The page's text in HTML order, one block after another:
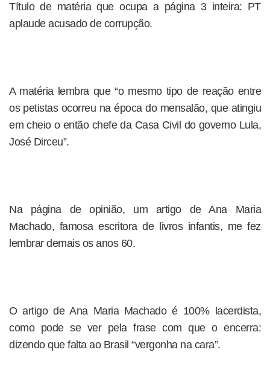
Título de matéria que ocupa a página 3 inteira: PT
aplaude acusado de corrupção.
A matéria lembra que “o mesmo tipo de reação entre
os petistas ocorreu na época do mensalão, que atingiu
em cheio o então chefe da Casa Civil do governo Lula,
José Dirceu”.
Na página de opinião, um artigo de Ana Maria
Machado, famosa escritora de livros infantis, me fez
lembrar demais os anos 60.
O artigo de Ana Maria Machado é 100% lacerdista,
como pode se ver pela frase com que o encerra:
dizendo que falta ao Brasil “vergonha na cara”.